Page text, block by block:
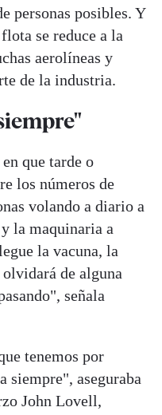
personas posibles. Y
se reduce a la
aerolíneas y
de la industria.
que tarde o
los números de
volando a diario a
la maquinaria a
la vacuna, la
de alguna
señala
tenemos por
siempre", aseguraba
John Lovell,